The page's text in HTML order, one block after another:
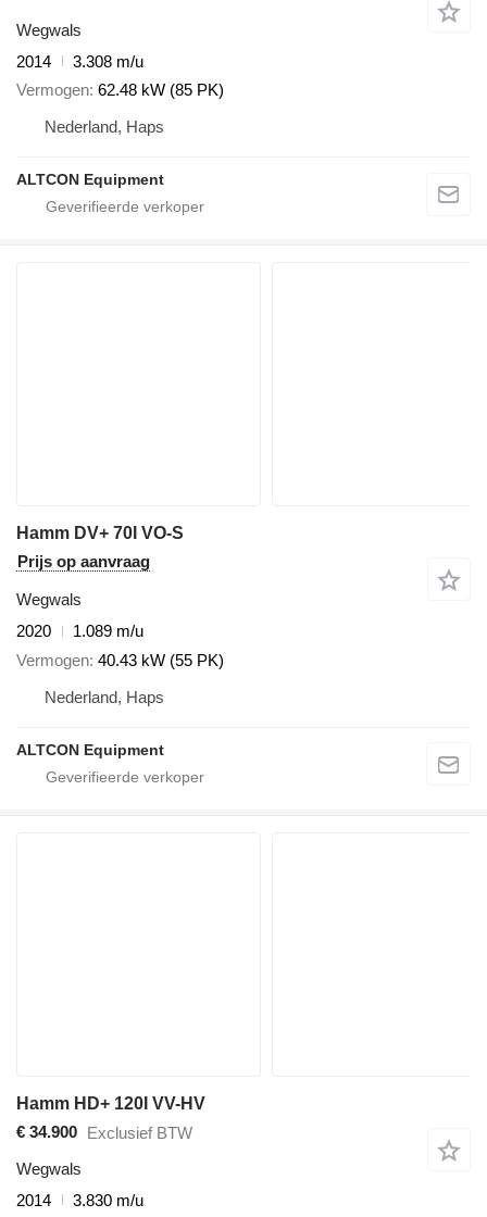
Wegwals
2014
3.308 m/u
Vermogen 62.48 kW (85 PK)
Nederland, Haps
ALTCON Equipment
Hamm DV+ 70I VO-S
Prijs op aanvraag
Wegwals
2020
1.089 m/u
Vermogen 40.43 kW (55 PK)
Nederland, Haps
ALTCON Equipment
Hamm HD+ 120I VV-HV
€ 34.900 Exclusief BTW
Wegwals
2014
3.830 m/u